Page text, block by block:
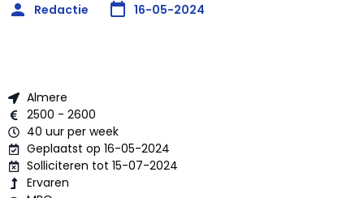
Redactie 16-05-2024
Almere
2500 - 2600
40 uur per week
Geplaatst op 16-05-2024
Solliciteren tot 15-07-2024
Ervaren